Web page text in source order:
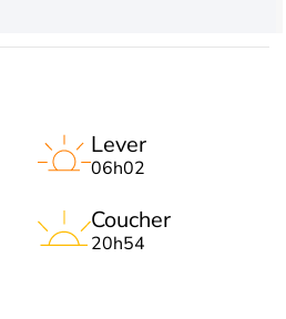
Lever
06h02
Coucher
20h54